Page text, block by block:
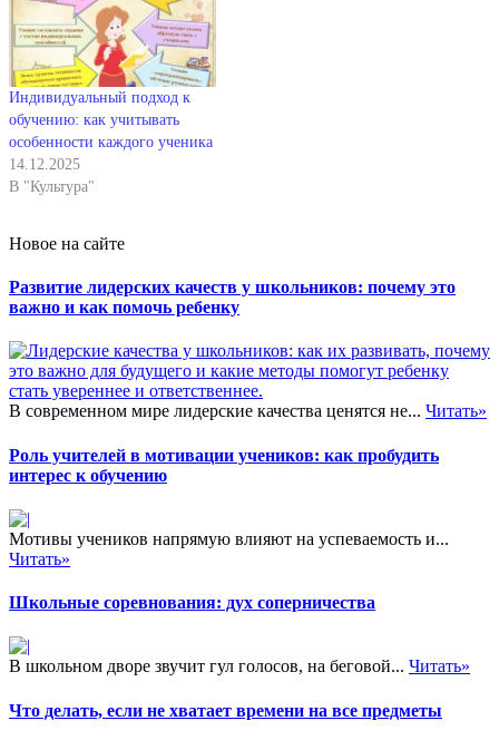
Индивидуальный подход к
обучению: как учитывать
особенности каждого ученика
14.12.2025
В "Культура"
Новое на сайте
Развитие лидерских качеств у школьников: почему это
важно и как помочь ребенку
В современном мире лидерские качества ценятся не... Читать»
Роль учителей в мотивации учеников: как пробудить
интерес к обучению
Мотивы учеников напрямую влияют на успеваемость и...
Читать»
Школьные соревнования: дух соперничества
В школьном дворе звучит гул голосов, на беговой... Читать»
Что делать, если не хватает времени на все предметы